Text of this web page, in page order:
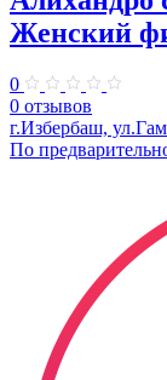
Женский
0
0 отзывов
г.Избербаш,
По